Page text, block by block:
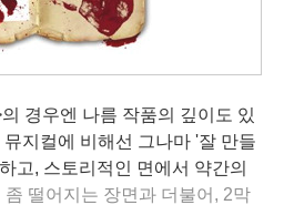
경우엔 나름 작품의 깊이도 있
지컬에 비해선 그나마 '잘 만들
고, 스토리적인 면에서 약간의
좀 떨어지는 장면과 더불어, 2막